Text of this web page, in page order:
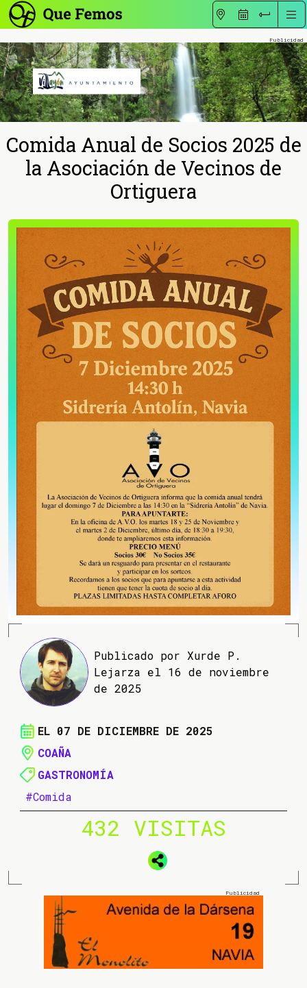
Comida Anual de Socios 2025 de
la Asociación de Vecinos de
Ortiguera
Publicado por Xurde P.
Lejarza el 16 de noviembre
de 2025
EL 07 DE DICIEMBRE DE 2025
COAÑA
GASTRONOMÍA
#Comida
432 VISITAS